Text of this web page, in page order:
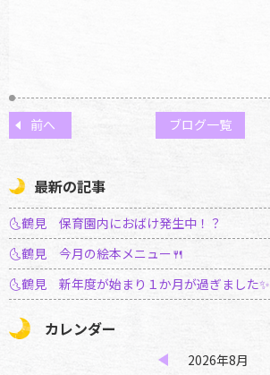
前へ ブログ一覧
最新の記事
🌜鶴見 保育園内におばけ発生中！？
🌜鶴見 今月の絵本メニュー🍴
🌜鶴見 新年度が始まり１か月が過ぎました✨
カレンダー
2026年8月